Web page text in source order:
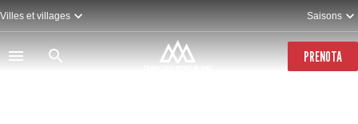
Salta
al
contenuto
principale
Villes et villages Saisons
PRENOTA